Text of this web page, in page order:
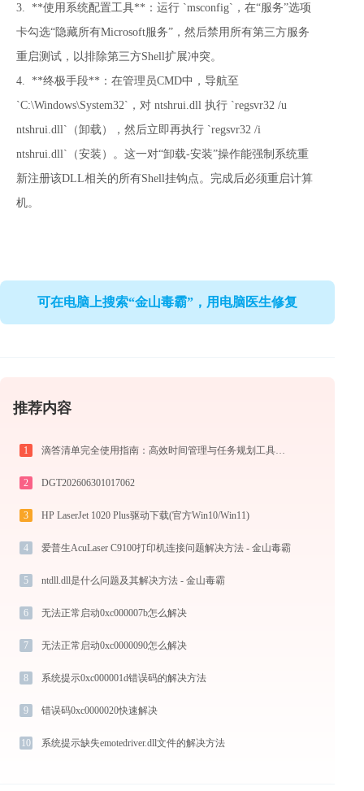
3.  **使用系统配置工具**：运行 `msconfig`，在“服务”选项
卡勾选“隐藏所有Microsoft服务”，然后禁用所有第三方服务
重启测试，以排除第三方Shell扩展冲突。
4.  **终极手段**：在管理员CMD中，导航至
`C:\Windows\System32`，对 ntshrui.dll 执行 `regsvr32 /u
ntshrui.dll`（卸载），然后立即再执行 `regsvr32 /i
ntshrui.dll`（安装）。这一对“卸载-安装”操作能强制系统重
新注册该DLL相关的所有Shell挂钩点。完成后必须重启计算
机。
可在电脑上搜索“金山毒霸”，用电脑医生修复
推荐内容
1
2 DGT202606301017062
3 HP LaserJet 1020 Plus驱动下载(官方Win10/Win11)
4 爱普生AcuLaser C9100打印机连接问题解决方法 - 金山毒霸
5 ntdll.dll是什么问题及其解决方法 - 金山毒霸
6 无法正常启动0xc000007b怎么解决
7 无法正常启动0xc0000090怎么解决
8 系统提示0xc000001d错误码的解决方法
9 错误码0xc0000020快速解决
10 系统提示缺失emotedriver.dll文件的解决方法